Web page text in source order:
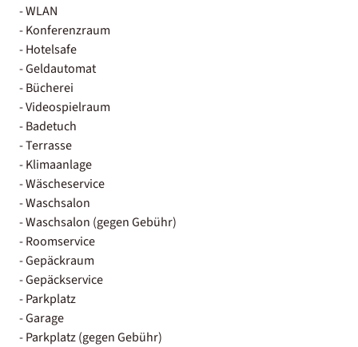
- WLAN
- Konferenzraum
- Hotelsafe
- Geldautomat
- Bücherei
- Videospielraum
- Badetuch
- Terrasse
- Klimaanlage
- Wäscheservice
- Waschsalon
- Waschsalon (gegen Gebühr)
- Roomservice
- Gepäckraum
- Gepäckservice
- Parkplatz
- Garage
- Parkplatz (gegen Gebühr)